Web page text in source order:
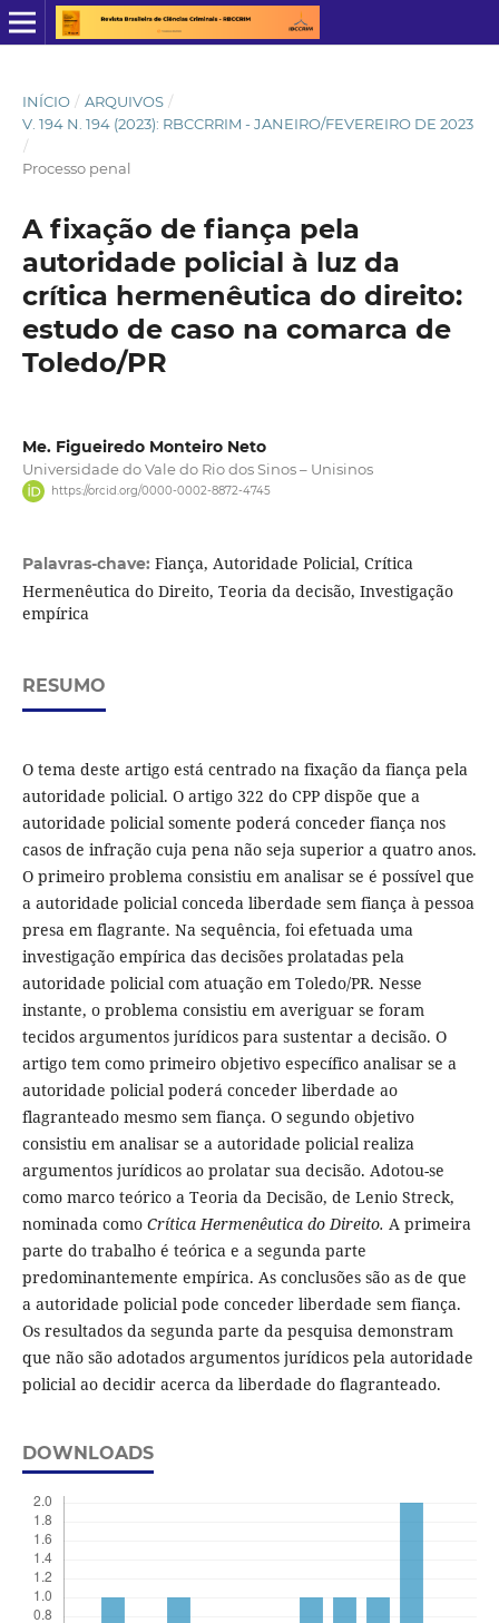
INÍCIO / ARQUIVOS /
V. 194 N. 194 (2023): RBCCRRIM - JANEIRO/FEVEREIRO DE 2023
/
Processo penal
A fixação de fiança pela
autoridade policial à luz da
crítica hermenêutica do direito:
estudo de caso na comarca de
Toledo/PR
Me. Figueiredo Monteiro Neto
Universidade do Vale do Rio dos Sinos – Unisinos
https://orcid.org/0000-0002-8872-4745
Palavras-chave: Fiança, Autoridade Policial, Crítica
Hermenêutica do Direito, Teoria da decisão, Investigação
empírica
RESUMO
O tema deste artigo está centrado na fixação da fiança pela
autoridade policial. O artigo 322 do CPP dispõe que a
autoridade policial somente poderá conceder fiança nos
casos de infração cuja pena não seja superior a quatro anos.
O primeiro problema consistiu em analisar se é possível que
a autoridade policial conceda liberdade sem fiança à pessoa
presa em flagrante. Na sequência, foi efetuada uma
investigação empírica das decisões prolatadas pela
autoridade policial com atuação em Toledo/PR. Nesse
instante, o problema consistiu em averiguar se foram
tecidos argumentos jurídicos para sustentar a decisão. O
artigo tem como primeiro objetivo específico analisar se a
autoridade policial poderá conceder liberdade ao
flagranteado mesmo sem fiança. O segundo objetivo
consistiu em analisar se a autoridade policial realiza
argumentos jurídicos ao prolatar sua decisão. Adotou-se
como marco teórico a Teoria da Decisão, de Lenio Streck,
nominada como Crítica Hermenêutica do Direito. A primeira
parte do trabalho é teórica e a segunda parte
predominantemente empírica. As conclusões são as de que
a autoridade policial pode conceder liberdade sem fiança.
Os resultados da segunda parte da pesquisa demonstram
que não são adotados argumentos jurídicos pela autoridade
policial ao decidir acerca da liberdade do flagranteado.
DOWNLOADS